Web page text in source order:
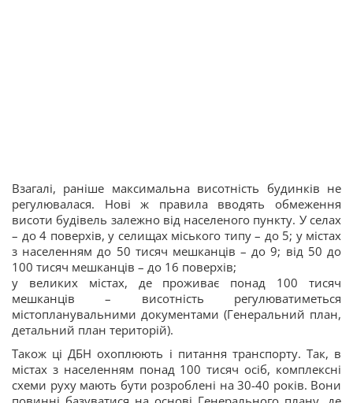
Взагалі, раніше максимальна висотність будинків не
регулювалася. Нові ж правила вводять обмеження
висоти будівель залежно від населеного пункту. У селах
– до 4 поверхів, у селищах міського типу – до 5; у містах
з населенням до 50 тисяч мешканців – до 9; від 50 до
100 тисяч мешканців – до 16 поверхів;
у великих містах, де проживає понад 100 тисяч
мешканців – висотність регулюватиметься
містопланувальними документами (Генеральний план,
детальний план територій).
Також ці ДБН охоплюють і питання транспорту. Так, в
містах з населенням понад 100 тисяч осіб, комплексні
схеми руху мають бути розроблені на 30-40 років. Вони